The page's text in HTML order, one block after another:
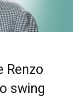
Renzo
swing